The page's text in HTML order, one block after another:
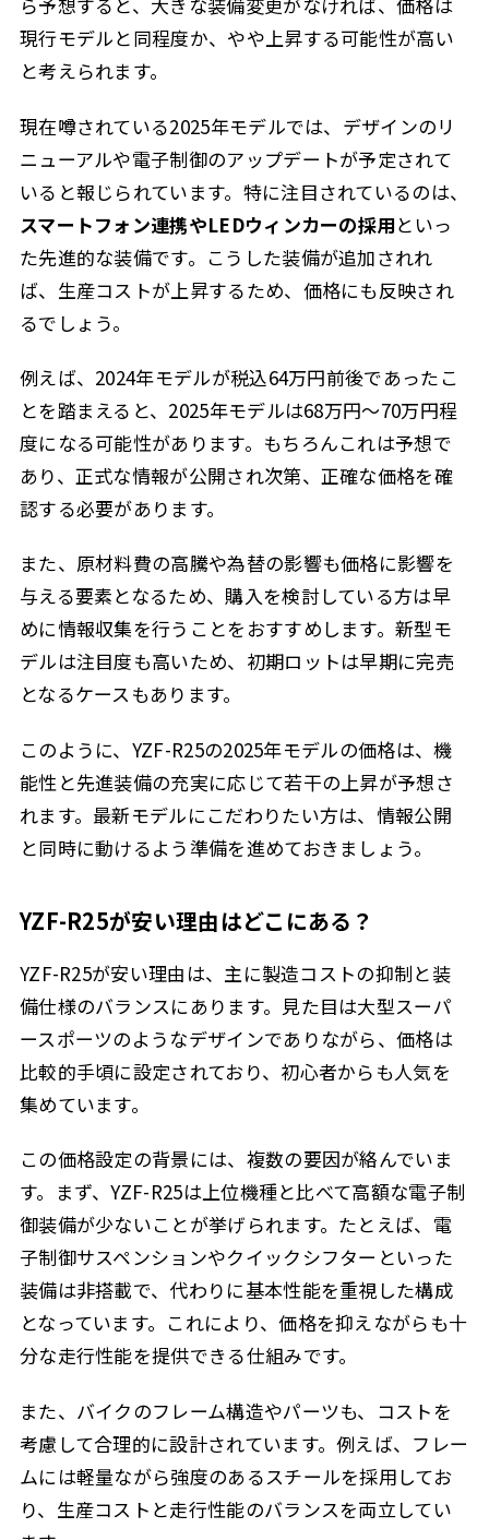
現行モデルと同程度か、やや上昇する可能性が高い
と考えられます。
現在噂されている2025年モデルでは、デザインのリ
ニューアルや電子制御のアップデートが予定されて
いると報じられています。特に注目されているのは、
スマートフォン連携やLEDウィンカーの採用といっ
た先進的な装備です。こうした装備が追加されれ
ば、生産コストが上昇するため、価格にも反映され
るでしょう。
例えば、2024年モデルが税込64万円前後であったこ
とを踏まえると、2025年モデルは68万円〜70万円程
度になる可能性があります。もちろんこれは予想で
あり、正式な情報が公開され次第、正確な価格を確
認する必要があります。
また、原材料費の高騰や為替の影響も価格に影響を
与える要素となるため、購入を検討している方は早
めに情報収集を行うことをおすすめします。新型モ
デルは注目度も高いため、初期ロットは早期に完売
となるケースもあります。
このように、YZF-R25の2025年モデルの価格は、機
能性と先進装備の充実に応じて若干の上昇が予想さ
れます。最新モデルにこだわりたい方は、情報公開
と同時に動けるよう準備を進めておきましょう。
YZF-R25が安い理由はどこにある？
YZF-R25が安い理由は、主に製造コストの抑制と装
備仕様のバランスにあります。見た目は大型スーパ
ースポーツのようなデザインでありながら、価格は
比較的手頃に設定されており、初心者からも人気を
集めています。
この価格設定の背景には、複数の要因が絡んでいま
す。まず、YZF-R25は上位機種と比べて高額な電子制
御装備が少ないことが挙げられます。たとえば、電
子制御サスペンションやクイックシフターといった
装備は非搭載で、代わりに基本性能を重視した構成
となっています。これにより、価格を抑えながらも十
分な走行性能を提供できる仕組みです。
また、バイクのフレーム構造やパーツも、コストを
考慮して合理的に設計されています。例えば、フレー
ムには軽量ながら強度のあるスチールを採用してお
り、生産コストと走行性能のバランスを両立してい